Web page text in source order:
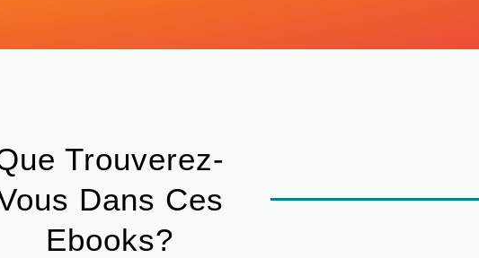
Trouverez-
Dans Ces
Ebooks?